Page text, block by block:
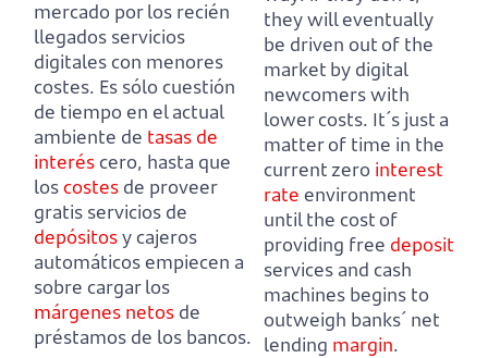
mercado por los recién
llegados servicios
digitales con menores
costes. Es sólo cuestión
de tiempo en el actual
ambiente de tasas de
interéscero, hasta que
loscostes de proveer
gratis servicios de
depósitosy cajeros
automáticos empiecen a
sobre cargar los
márgenes netos de
préstamos de los bancos.
they will eventually
be driven out of the
market by digital
newcomers with
lower costs. It´s just a
matter of time in the
current zero interest
rate environment
until the cost of
providing free deposit
services and cash
machines begins to
outweigh banks´ net
lending margin.